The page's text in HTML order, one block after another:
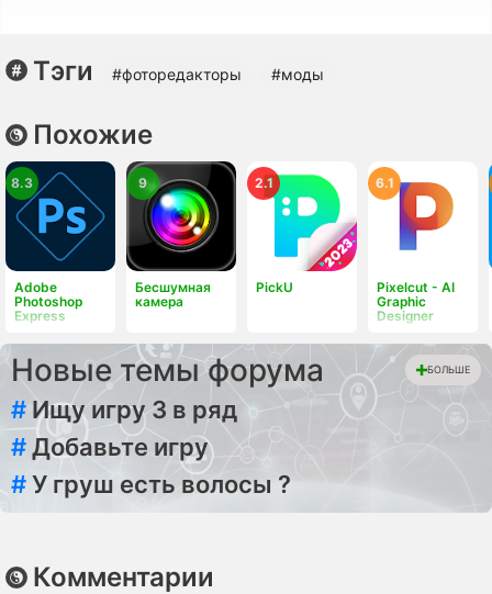
Тэги #фоторедакторы #моды
Похожие
Adobe
Photoshop
Express
8.3
Бесшумная
камера
9
PickU
2.1
Pixelcut - AI
Graphic
Designer
6.1
Новые темы форума БОЛЬШЕ
# Ищу игру 3 в ряд
#Добавьте игру
#У груш есть волосы ?
Комментарии